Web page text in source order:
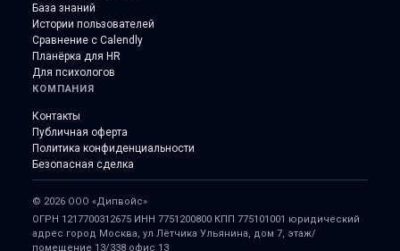
База знаний
Истории пользователей
Сравнение с Calendly
Планёрка для HR
Для психологов
КОМПАНИЯ
Контакты
Публичная оферта
Политика конфиденциальности
Безопасная сделка
© 2026 ООО «Дипвойс»
ОГРН 1217700312675 ИНН 7751200800 КПП 775101001 юридический
адрес город Москва, ул Лётчика Ульянина, дом 7, этаж/
помещение 13/338 офис 13